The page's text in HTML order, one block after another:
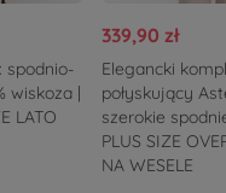
spodnio-
wiskoza |
LATO
339,90 zł
Elegancki
połyskujący
szerokie
PLUS SIZE
NA WESELE